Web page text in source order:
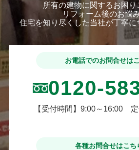
所有の建物に関するお困り
リフォーム後のお悩
住宅を知り尽くした当社が丁寧
お電話でのお問合せは
0120-
【受付時間】9:00～16:00 定
各種お問合せはこち